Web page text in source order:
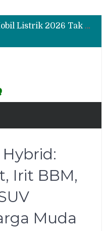
Insentif Mobil Listrik 2026 Tak Berlaku untuk Hybrid? Ini Penjelasan Pemerintah
Fuso Dorong Industri Karoseri Indonesia Naik Kelas Lewat Program Sertifikasi
Hybrid:
Irit BBM,
Muda